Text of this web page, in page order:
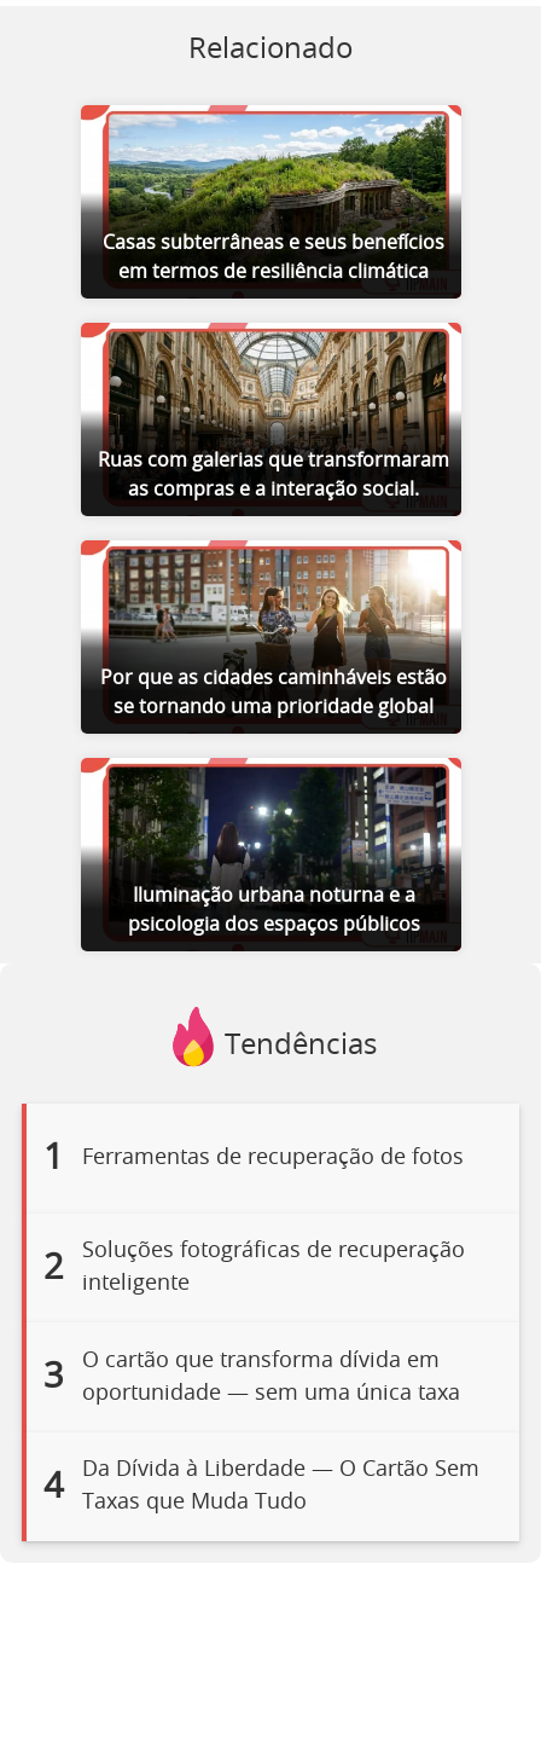
Relacionado
Casas subterrâneas e seus benefícios
em termos de resiliência climática
Ruas com galerias que transformaram
as compras e a interação social.
Por que as cidades caminháveis estão
se tornando uma prioridade global
Iluminação urbana noturna e a
psicologia dos espaços públicos
Tendências
1 Ferramentas de recuperação de fotos
2
Soluções fotográficas de recuperação
inteligente
3
O cartão que transforma dívida em
oportunidade — sem uma única taxa
4
Da Dívida à Liberdade — O Cartão Sem
Taxas que Muda Tudo